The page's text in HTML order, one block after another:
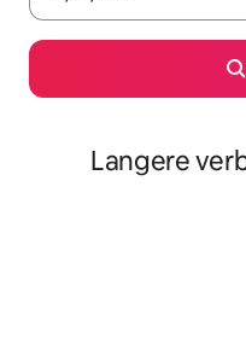
Langere